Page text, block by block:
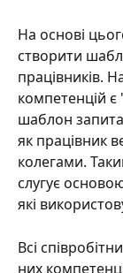
На основі
створити
працівників.
компетенцій
шаблон
як працівник
колегами.
слугує
які
Всі
них